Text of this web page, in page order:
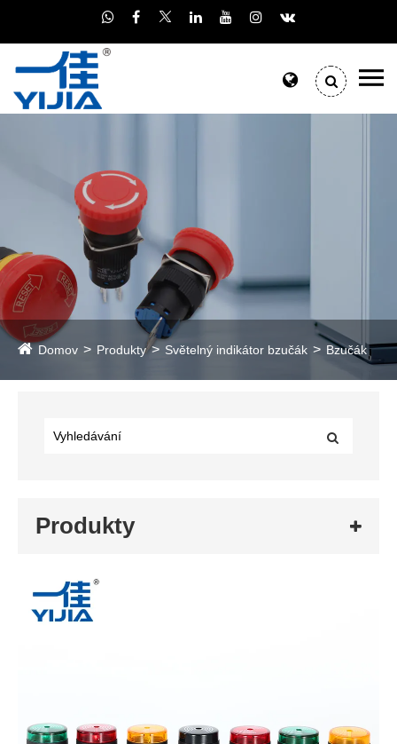
Domov Produkty Světelný indikátor bzučák Bzučák
Produkty